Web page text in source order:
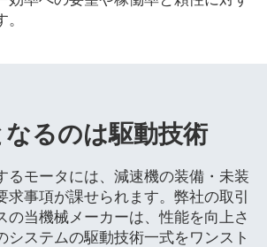
なるのは駆動技術
るモータには、減速機の装備・未装
求事項が課せられます。弊社の取引
の当機械メーカーは、性能を向上さ
システムの駆動技術一式をワンスト